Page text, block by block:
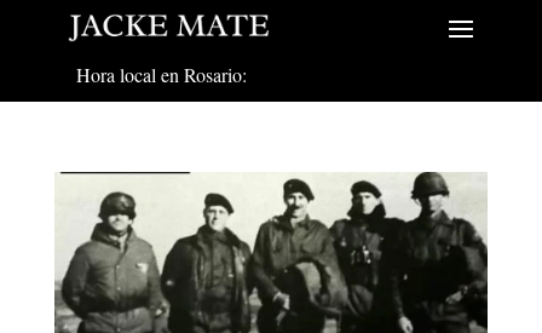
Hora local en Rosario: